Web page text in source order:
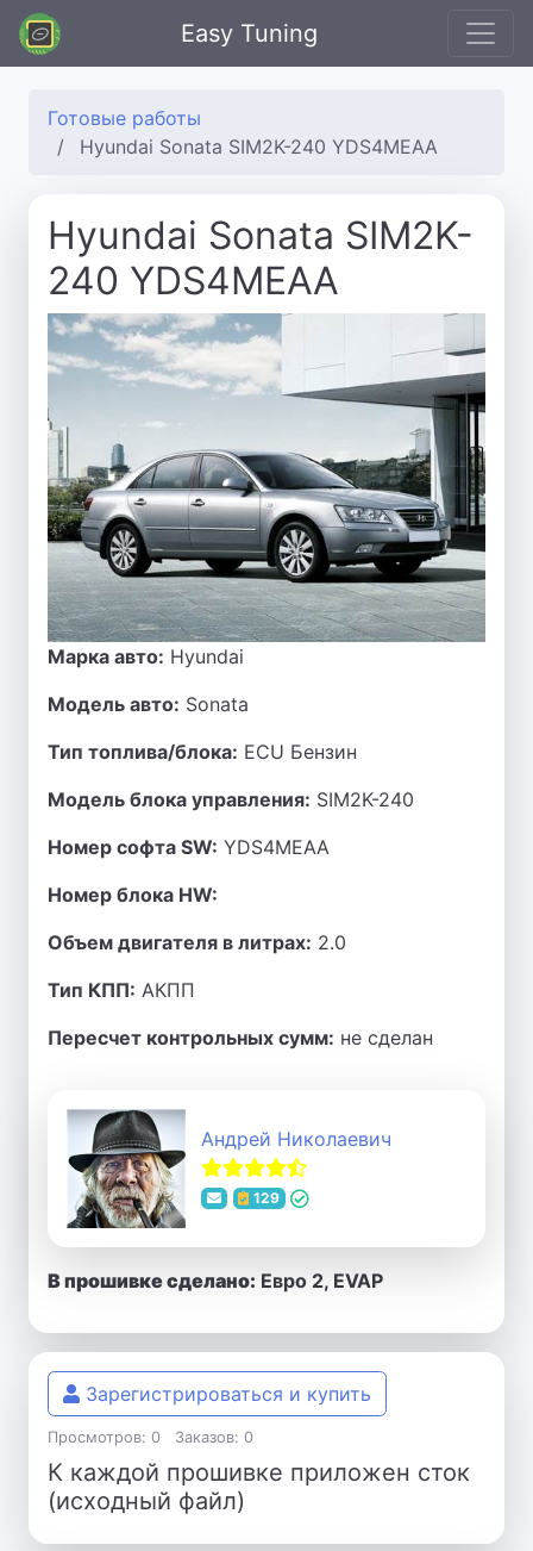
Easy Tuning
Готовые работы
Hyundai Sonata SIM2K-240 YDS4MEAA
Hyundai Sonata SIM2K-
240 YDS4MEAA
Марка авто: Hyundai
Модель авто: Sonata
Тип топлива/блока: ECU Бензин
Модель блока управления: SIM2K-240
Номер софта SW: YDS4MEAA
Номер блока HW:
Объем двигателя в литрах: 2.0
Тип КПП: АКПП
Пересчет контрольных сумм: не сделан
Андрей Николаевич
129
В прошивке сделано: Евро 2, EVAP
Зарегистрироваться и купить
Просмотров: 0 Заказов: 0
К каждой прошивке приложен сток
(исходный файл)